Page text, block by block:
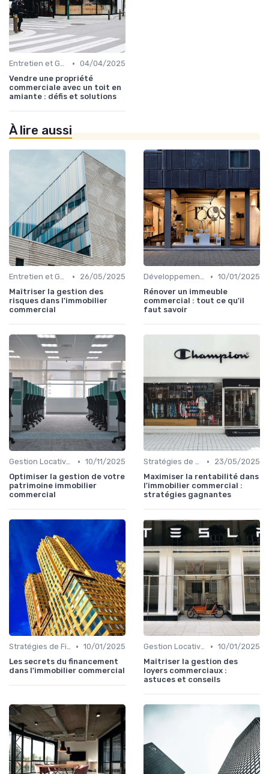
Entretien et Gestion du Risque Immobilier • 04/04/2025
Vendre une propriété
commerciale avec un toit en
amiante : défis et solutions
À lire aussi
Entretien et Gestion du Risque Immobilier •
26/05/2025
Maîtriser la gestion des
risques dans l'immobilier
commercial
Développement et Rénovation de Projets • 10/01/2025
Rénover un immeuble
commercial : tout ce qu'il
faut savoir
Gestion Locative et Asset Management • 10/11/2025
Optimiser la gestion de votre
patrimoine immobilier
commercial
Stratégies de Financement et Levée de Fonds •
23/05/2025
Maximiser la rentabilité dans
l'immobilier commercial :
stratégies gagnantes
Stratégies de Financement et Levée de Fonds • 10/01/2025
Les secrets du financement
dans l'immobilier commercial
Gestion Locative et Asset Management • 10/01/2025
Maîtriser la gestion des
loyers commerciaux :
astuces et conseils